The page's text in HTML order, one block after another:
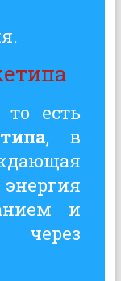
.
есть
, в
и
через